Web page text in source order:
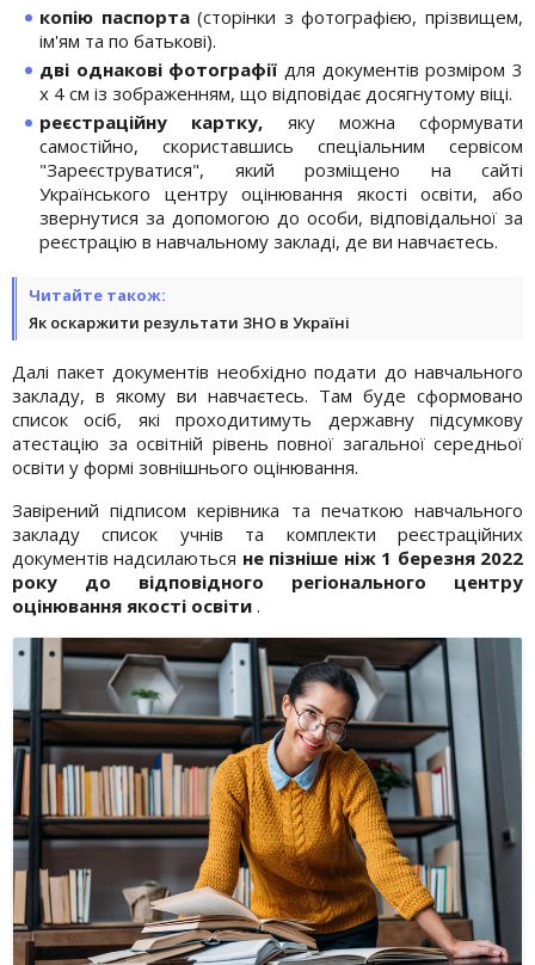
копію паспорта(сторінки з фотографією, прізвищем,
ім'ям та по батькові).
дві однакові фотографії для документів розміром 3
х 4 см із зображенням, що відповідає досягнутому віці.
реєстраційну картку, яку можна сформувати
самостійно, скориставшись спеціальним сервісом
"Зареєструватися", який розміщено на сайті
Українського центру оцінювання якості освіти, або
звернутися за допомогою до особи, відповідальної за
реєстрацію в навчальному закладі, де ви навчаєтесь.
Читайте також:
Як оскаржити результати ЗНО в Україні
Далі пакет документів необхідно подати до навчального
закладу, в якому ви навчаєтесь. Там буде сформовано
список осіб, які проходитимуть державну підсумкову
атестацію за освітній рівень повної загальної середньої
освіти у формі зовнішнього оцінювання.
Завірений підписом керівника та печаткою навчального
закладу список учнів та комплекти реєстраційних
документів надсилаються не пізніше ніж 1 березня 2022
року до відповідного регіонального центру
оцінювання якості освіти .